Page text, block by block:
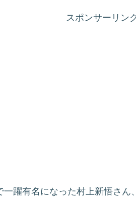
スポンサーリン
躍有名になった村上新悟さん